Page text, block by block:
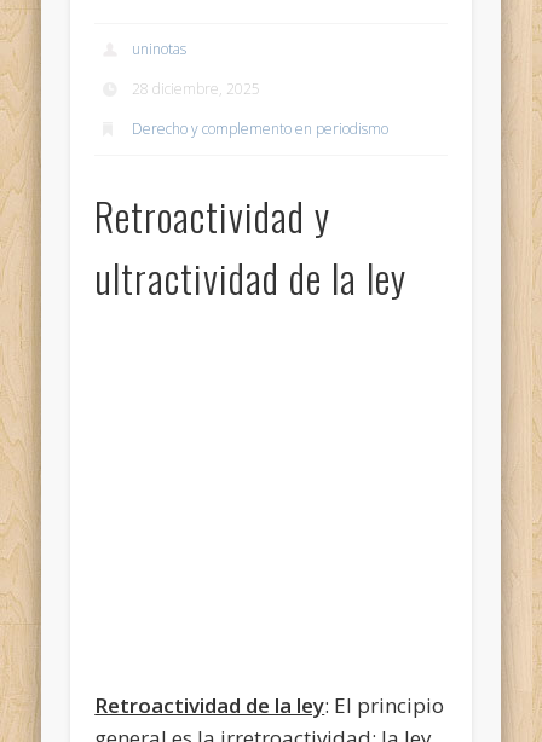
uninotas
28 diciembre, 2025
Derecho y complemento en periodismo
Retroactividad y
ultractividad de la ley
Retroactividad de la ley: El principio